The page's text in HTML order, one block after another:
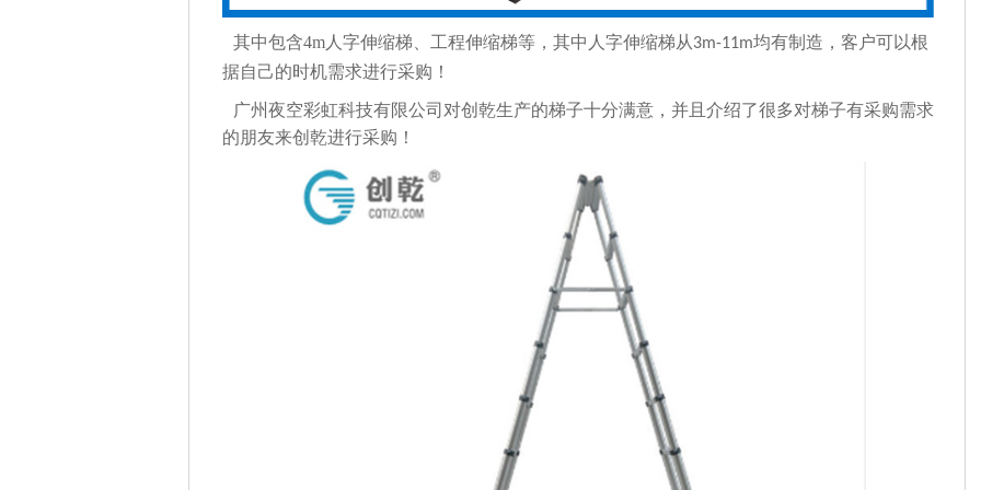
其中包含4m人字伸缩梯、工程伸缩梯等，其中人字伸缩梯从3m-11m均有制造，客户可以根
据自己的时机需求进行采购！
广州夜空彩虹科技有限公司对创乾生产的梯子十分满意，并且介绍了很多对梯子有采购需求
的朋友来创乾进行采购！